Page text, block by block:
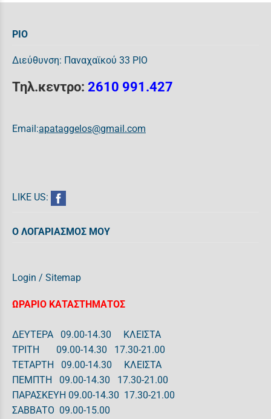
ΡΙΟ
Διεύθυνση: Παναχαϊκού 33 ΡΙΟ
Τηλ.κεντρο: 2610 991.427
Email:apataggelos@gmail.com
LIKE US:
Ο ΛΟΓΑΡΙΑΣΜΟΣ ΜΟΥ
Login / Sitemap
ΩΡΑΡΙΟ ΚΑΤΑΣΤΗΜΑΤΟΣ
ΔΕΥΤΕΡΑ 09.00-14.30 ΚΛΕΙΣΤΑ
ΤΡΙΤΗ 09.00-14.30 17.30-21.00
ΤΕΤΑΡΤΗ 09.00-14.30 ΚΛΕΙΣΤΑ
ΠΕΜΠΤΗ 09.00-14.30 17.30-21.00
ΠΑΡΑΣΚΕΥΗ 09.00-14.30 17.30-21.00
ΣΑΒΒΑΤΟ 09.00-15.00